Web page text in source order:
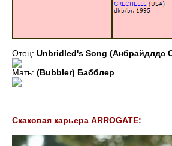
Отец: Unbridled's Song (Анбрaйдлдс
Мать: (Bubbler) Бaбблеp
Скаковая карьера ARROGATE: